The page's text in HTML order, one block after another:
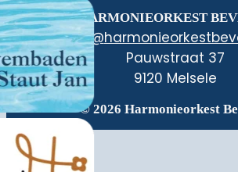
HARMONIEORKEST
@ofni
Pauwstraat 37
9120 Melsele
© 2026 Harmonieorkest